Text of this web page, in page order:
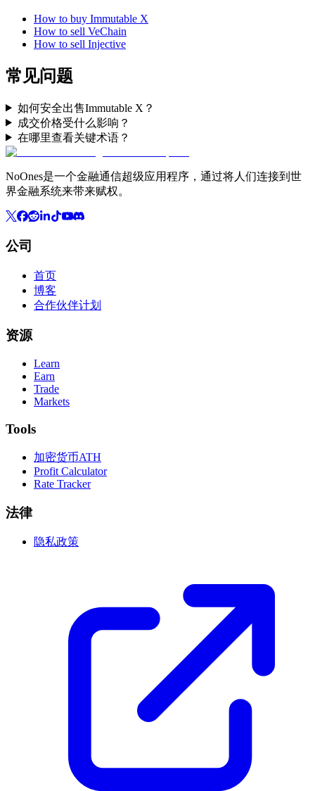
How to buy Immutable X
How to sell VeChain
How to sell Injective
常见问题
如何安全出售Immutable X？
成交价格受什么影响？
在哪里查看关键术语？
NoOnes是一个金融通信超级应用程序，通过将人们连接到世
界金融系统来带来赋权。
公司
首页
博客
合作伙伴计划
资源
Learn
Earn
Trade
Markets
Tools
加密货币ATH
Profit Calculator
Rate Tracker
法律
隐私政策